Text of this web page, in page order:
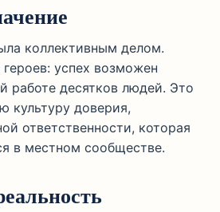
коллективным делом.
успех возможен
работе десятков людей. Это
культуру доверия,
ответственности, которая
в местном сообществе.